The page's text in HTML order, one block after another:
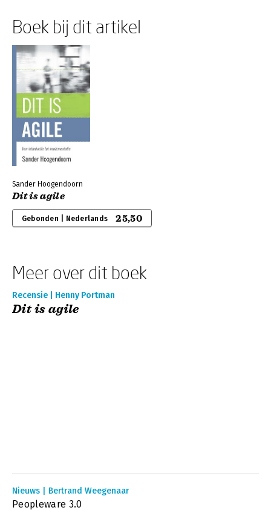
Boek bij dit artikel
Sander Hoogendoorn
Dit is agile
Gebonden | Nederlands 25,50
Meer over dit boek
Recensie | Henny Portman
Dit is agile
Nieuws | Bertrand Weegenaar
Peopleware 3.0